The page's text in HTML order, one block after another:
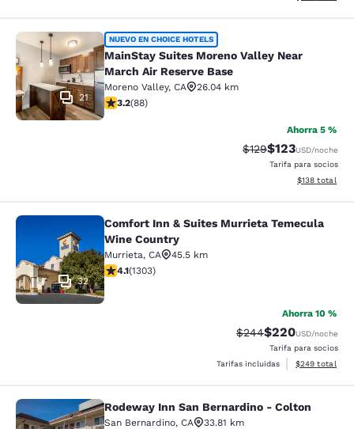
MainStay Suites Moreno Valley
21
NUEVO EN CHOICE HOTELS
MainStay Suites Moreno Valley Near
March Air Reserve Base
Moreno Valley, CA
26.04 km
calificación de 3.16 estrellas. Bueno. 88 reseñas
3.2(88)
Ahorra 5 %
Precio tachado:
$129Precio con
$123USD/noche
Tarifa para socios
Ver detalles
$138 total
Comfort Inn & Suites Murrieta
32
Comfort Inn & Suites Murrieta Temecula
Wine Country
Murrieta, CA
45.5 km
calificación de 4.07 estrellas. Muy bueno. 1303
4.1(1303)
Ahorra 10 %
Precio tachado:
$244Precio con
$220USD/noche
Tarifa para socios
Tarifas incluidas
Ver detalles
$249 total
Rodeway Inn San Bernardino -
Rodeway Inn San Bernardino - Colton
San Bernardino, CA
33.81 km